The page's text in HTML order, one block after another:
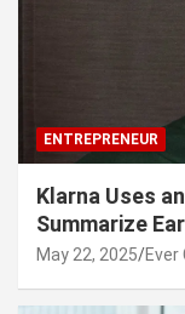
ENTREPRENEUR
Klarna Uses
Summarize
May 22, 2025